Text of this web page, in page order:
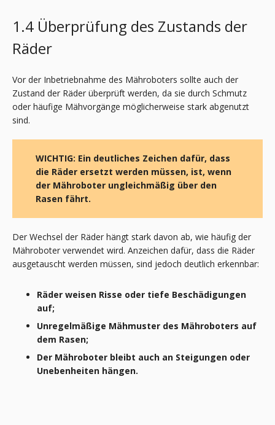
1.4 Überprüfung des Zustands der
Räder
Vor der Inbetriebnahme des Mähroboters sollte auch der
Zustand der Räder überprüft werden, da sie durch Schmutz
oder häufige Mähvorgänge möglicherweise stark abgenutzt
sind.
WICHTIG: Ein deutliches Zeichen dafür, dass
die Räder ersetzt werden müssen, ist, wenn
der Mähroboter ungleichmäßig über den
Rasen fährt.
Der Wechsel der Räder hängt stark davon ab, wie häufig der
Mähroboter verwendet wird. Anzeichen dafür, dass die Räder
ausgetauscht werden müssen, sind jedoch deutlich erkennbar:
Räder weisen Risse oder tiefe Beschädigungen
auf;
Unregelmäßige Mähmuster des Mähroboters auf
dem Rasen;
Der Mähroboter bleibt auch an Steigungen oder
Unebenheiten hängen.